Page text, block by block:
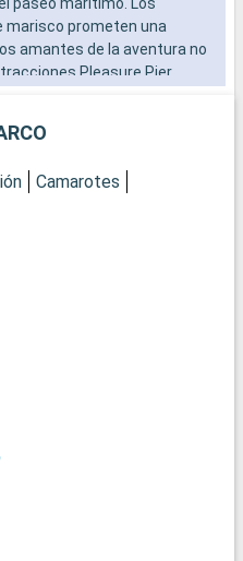
marisco prometen una
amantes de la aventura no
Pleasure Pier.
Camarotes